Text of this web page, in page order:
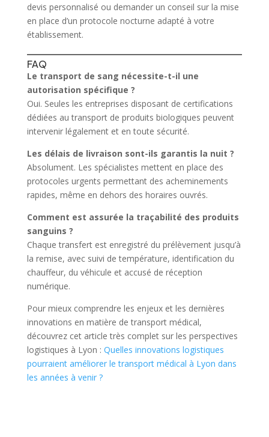
devis personnalisé ou demander un conseil sur la mise
en place d’un protocole nocturne adapté à votre
établissement.
FAQ
Le transport de sang nécessite-t-il une
autorisation spécifique ?
Oui. Seules les entreprises disposant de certifications
dédiées au transport de produits biologiques peuvent
intervenir légalement et en toute sécurité.
Les délais de livraison sont-ils garantis la nuit ?
Absolument. Les spécialistes mettent en place des
protocoles urgents permettant des acheminements
rapides, même en dehors des horaires ouvrés.
Comment est assurée la traçabilité des produits
sanguins ?
Chaque transfert est enregistré du prélèvement jusqu’à
la remise, avec suivi de température, identification du
chauffeur, du véhicule et accusé de réception
numérique.
Pour mieux comprendre les enjeux et les dernières
innovations en matière de transport médical,
découvrez cet article très complet sur les perspectives
logistiques à Lyon : Quelles innovations logistiques
pourraient améliorer le transport médical à Lyon dans
les années à venir ?